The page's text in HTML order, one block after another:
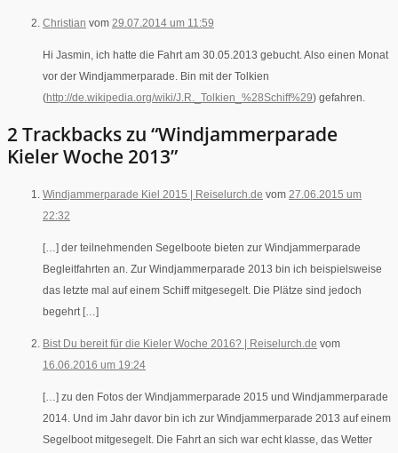
Christian vom 29.07.2014 um 11:59
Hi Jasmin, ich hatte die Fahrt am 30.05.2013 gebucht. Also einen Monat
vor der Windjammerparade. Bin mit der Tolkien
(http://de.wikipedia.org/wiki/J.R._Tolkien_%28Schiff%29) gefahren.
2 Trackbacks zu “Windjammerparade
Kieler Woche 2013”
Windjammerparade Kiel 2015 | Reiselurch.de vom 27.06.2015 um
22:32
[…] der teilnehmenden Segelboote bieten zur Windjammerparade
Begleitfahrten an. Zur Windjammerparade 2013 bin ich beispielsweise
das letzte mal auf einem Schiff mitgesegelt. Die Plätze sind jedoch
begehrt […]
Bist Du bereit für die Kieler Woche 2016? | Reiselurch.de vom
16.06.2016 um 19:24
[…] zu den Fotos der Windjammerparade 2015 und Windjammerparade
2014. Und im Jahr davor bin ich zur Windjammerparade 2013 auf einem
Segelboot mitgesegelt. Die Fahrt an sich war echt klasse, das Wetter